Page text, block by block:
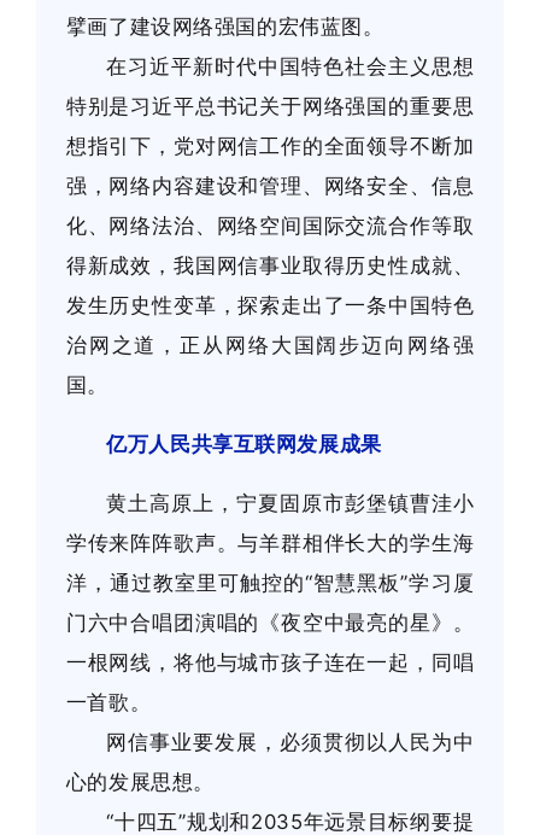
擘画了建设网络强国的宏伟蓝图。
在习近平新时代中国特色社会主义思想
特别是习近平总书记关于网络强国的重要思
想指引下，党对网信工作的全面领导不断加
强，网络内容建设和管理、网络安全、信息
化、网络法治、网络空间国际交流合作等取
得新成效，我国网信事业取得历史性成就、
发生历史性变革，探索走出了一条中国特色
治网之道，正从网络大国阔步迈向网络强
国。
亿万人民共享互联网发展成果
黄土高原上，宁夏固原市彭堡镇曹洼小
学传来阵阵歌声。与羊群相伴长大的学生海
洋，通过教室里可触控的“智慧黑板”学习厦
门六中合唱团演唱的《夜空中最亮的星》。
一根网线，将他与城市孩子连在一起，同唱
一首歌。
网信事业要发展，必须贯彻以人民为中
心的发展思想。
“十四五”规划和2035年远景目标纲要提